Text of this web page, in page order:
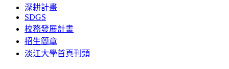
深耕計畫
SDGS
校務發展計畫
招生簡章
淡江大學首頁刊頭